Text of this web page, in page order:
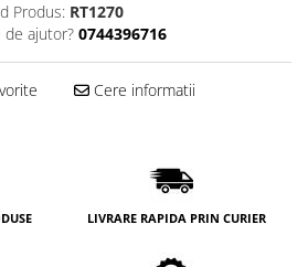
Produs: RT1270
de ajutor? 0744396716
Cere informatii
LIVRARE RAPIDA PRIN CURIER